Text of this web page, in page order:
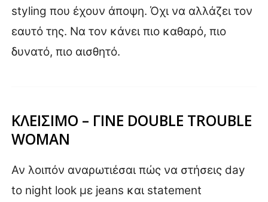
styling που έχουν άποψη. Όχι να αλλάζει τον
εαυτό της. Να τον κάνει πιο καθαρό, πιο
δυνατό, πιο αισθητό.
ΚΛΕΙΣΙΜΟ – ΓΙΝΕ DOUBLE TROUBLE
WOMAN
Αν λοιπόν αναρωτιέσαι πώς να στήσεις day
to night look με jeans και statement